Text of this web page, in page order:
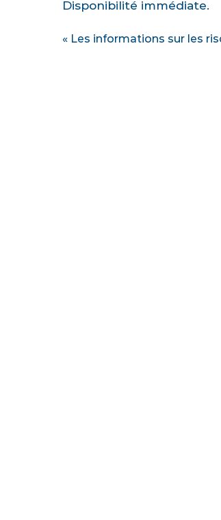
Disponibilité immédiate.
« Les informations sur les